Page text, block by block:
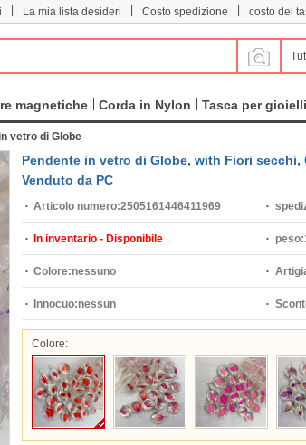
La mia lista desideri Costo spedizione costo del
magnetiche Corda in Nylon Tasca per gioielli
vetro di Globe
Pendente in vetro di Globe, with Fiori
Venduto da PC
Articolo numero:2505161446411969
In inventario - Disponibile peso:
Colore:nessuno
Innocuo:nessun
Colore: